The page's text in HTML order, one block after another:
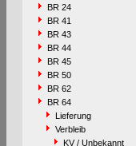
BR 24
BR 41
BR 43
BR 44
BR 45
BR 50
BR 62
BR 64
Lieferung
Verbleib
KV / Unbekannt